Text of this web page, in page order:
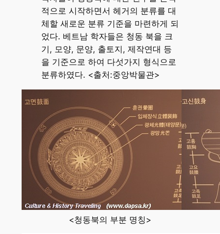
적으로 시작하면서 헤거의 분류를 대
체할 새로운 분류 기준을 마련하게 되
었다. 베트남 학자들은 청동 북을 크
기, 모양, 문양, 출토지, 제작연대 등
을 기준으로 하여 다섯가지 형식으로
분류하였다. <출처:중앙박물관>
<청동북의 부분 명칭>